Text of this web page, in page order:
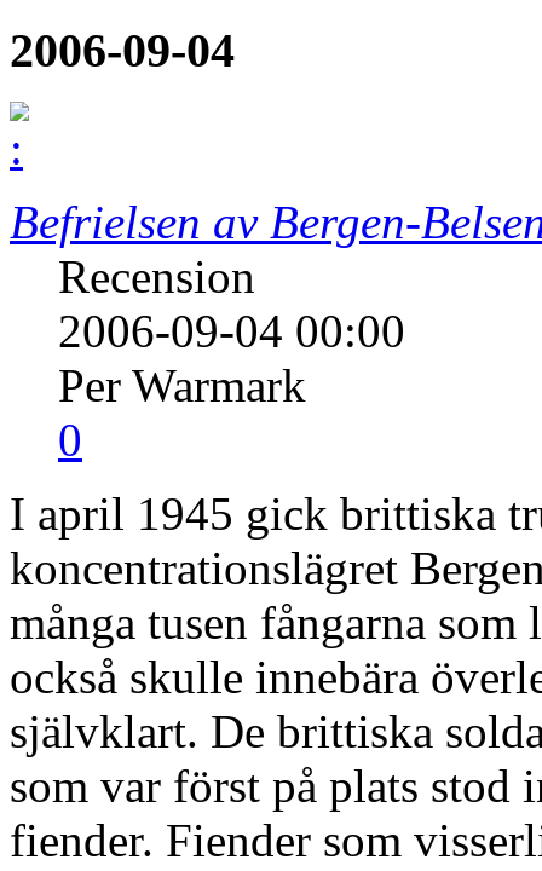
2006-09-04
Befrielsen av Bergen-
Recension
2006-09-04 00:00
Per Warmark
0
I april 1945 gick brittiska
koncentrationslägret
många tusen fångarna
också skulle innebära
självklart. De brittiska
som var först på plats
fiender. Fiender som